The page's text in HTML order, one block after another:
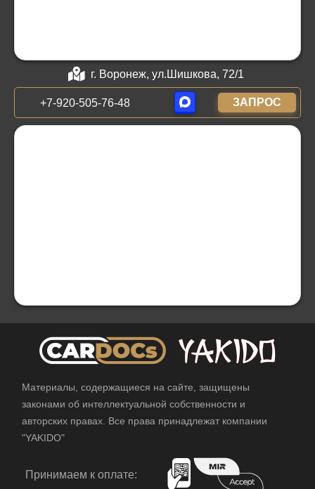
г. Воронеж, ул.Шишкова, 72/1
+7-920-505-76-48 ЗАПРОС
Материалы, содержащиеся на сайте, защищены
законами об интеллектуальной собственности и
авторских правах. Все права принадлежат компании
"YAKIDO"
Принимаем к оплате: